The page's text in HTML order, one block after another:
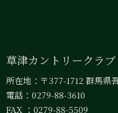
草津カントリークラブ
所在地：〒377-1712 群馬県
電話：0279-88-3610
FAX ：0279-88-5509